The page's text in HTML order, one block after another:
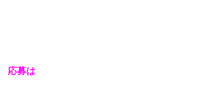
応募は